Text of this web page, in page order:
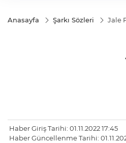
Anasayfa Şarkı Sözleri Jale
Haber Giriş Tarihi: 01.11.2022 17:45
Haber Güncellenme Tarihi: